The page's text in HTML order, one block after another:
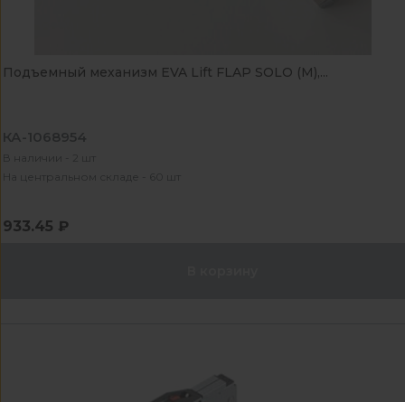
Подъемный механизм EVA Lift FLAP SOLO (M),...
КА-1068954
В наличии - 2 шт
На центральном складе - 60 шт
933.45 ₽